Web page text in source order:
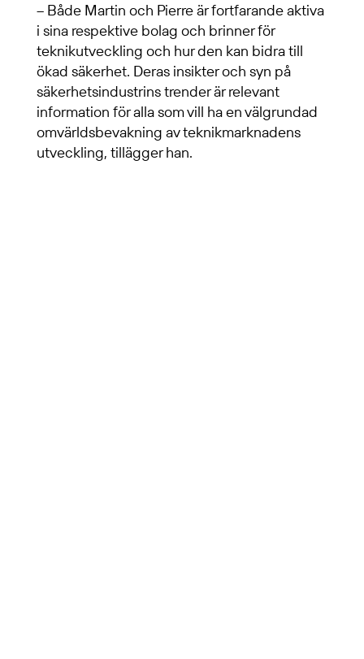
– Både Martin och Pierre är fortfarande aktiva
i sina respektive bolag och brinner för
teknikutveckling och hur den kan bidra till
ökad säkerhet. Deras insikter och syn på
säkerhetsindustrins trender är relevant
information för alla som vill ha en välgrundad
omvärldsbevakning av teknikmarknadens
utveckling, tillägger han.